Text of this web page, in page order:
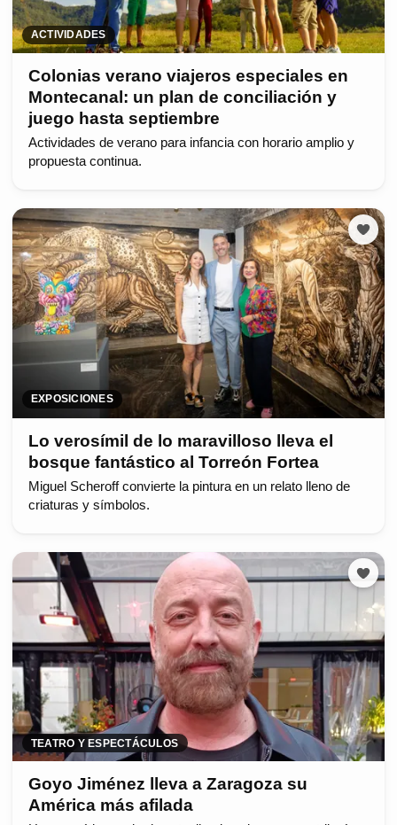
ACTIVIDADES
Colonias verano viajeros especiales en
Montecanal: un plan de conciliación y
juego hasta septiembre
Actividades de verano para infancia con horario amplio y
propuesta continua.
EXPOSICIONES
Lo verosímil de lo maravilloso lleva el
bosque fantástico al Torreón Fortea
Miguel Scheroff convierte la pintura en un relato lleno de
criaturas y símbolos.
TEATRO Y ESPECTÁCULOS
Goyo Jiménez lleva a Zaragoza su
América más afilada